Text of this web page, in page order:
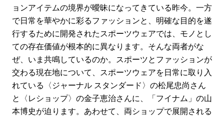
ョンアイテムの境界が曖昧になってきている昨今。一方
で日常を華やかに彩るファッションと、明確な目的を遂
行するために開発されたスポーツウェアでは、モノとし
ての存在価値が根本的に異なります。そんな両者がな
ぜ、いま共鳴しているのか。スポーツとファッションが
交わる現在地について、スポーツウェアを日常に取り入
れている〈ジャーナル スタンダード〉の松尾忠尚さん
と〈レショップ〉の金子恵治さんに、「フイナム」の山
本博史が迫ります。あわせて、両ショップで展開される